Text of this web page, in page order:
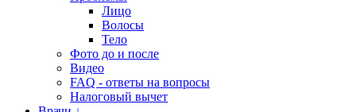
Лицо
Волосы
Тело
Фото до и после
Видео
FAQ - ответы на вопросы
Налоговый вычет